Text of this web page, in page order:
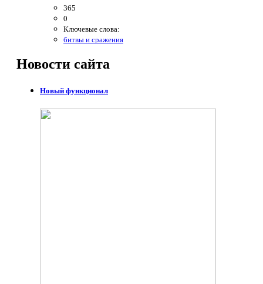
365
0
Ключевые слова:
битвы и сражения
Новости сайта
Новый функционал